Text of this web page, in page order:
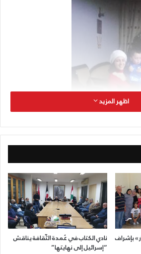
اظهر المزيد
بإشراف
نادي الكتاب في عُمدة الثّقافة يناقش
“إسرائيل إلى نهايتها”